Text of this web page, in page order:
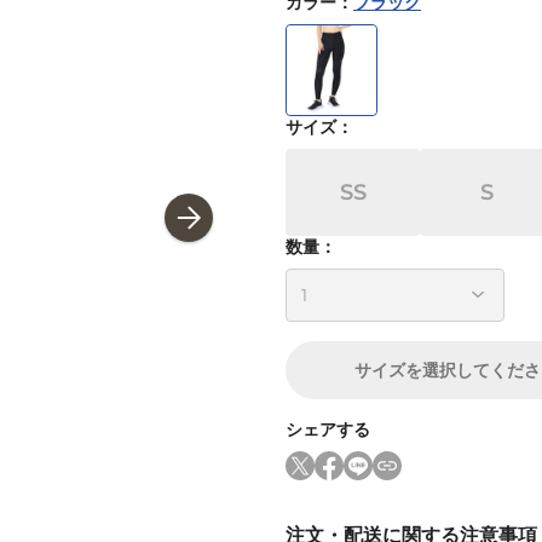
サイズ：
SS S
数量：
サイズを選択してくだ
シェアする
注文・配送に関する注意事項